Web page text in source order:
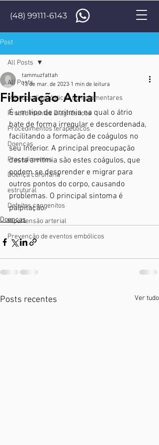
(48) 99111-6143
Post
All Posts
Métodos diagnósticos complementares
Procedimentos Diagnósticos
Procedimentos terapêuticos
Doenças
Procedimentos
Doença coronária
estrutural
Defeitos congenitos
Hipertensão arterial
Prevenção de eventos embólicos
All Posts
Fibrilação Atrial
tammuzfattah
13 de mar. de 2023 1 min de leitura
É um tipo de arritmia na qual o átrio
bate de forma irregular e descordenada,
facilitando a formação de coágulos no
seu interior. A principal preocupação
desta arritmia são estes coágulos, que
podem se desprender e migrar para
outros pontos do corpo, causando
problemas. O principal sintoma é
palpitação.
Doenças
Posts recentes Ver tudo